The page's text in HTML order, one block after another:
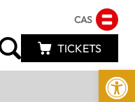
Abrir
CAS
TICKETS